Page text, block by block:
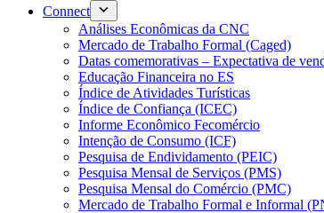
Connect
Análises Econômicas da CNC
Mercado de Trabalho Formal (Caged)
Datas comemorativas – Expectativa de
Educação Financeira no ES
Índice de Atividades Turísticas
Índice de Confiança (ICEC)
Informe Econômico Fecomércio
Intenção de Consumo (ICF)
Pesquisa de Endividamento (PEIC)
Pesquisa Mensal de Serviços (PMS)
Pesquisa Mensal do Comércio (PMC)
Mercado de Trabalho Formal e Informal